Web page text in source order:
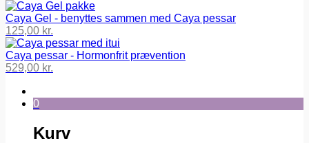
Caya Gel - benyttes sammen med Caya pessar
125,00 kr.
Caya pessar - Hormonfrit prævention
529,00 kr.
0
Kurv